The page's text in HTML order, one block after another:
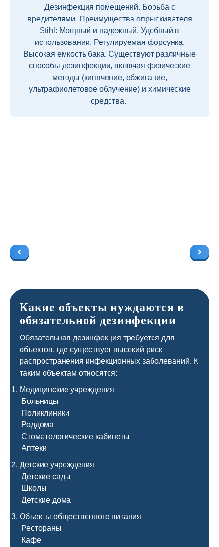
Дезинфекция помещений. Борьба с
вредителями. Преимущества опрыскивателя
Stihl: Мощный и надежный. Удобный в
использовании. Регулируемая форсунка.
Высокая емкость бака. Существуют различные
способы дезинфекции, включая физические
методы (кипячение, обжигание,
ультрафиолетовое облучение) и химические
средства.
Какие объекты нуждаются в
обязательной дезинфекции
Обязательная дезинфекция требуется для
объектов, где существует высокий риск
распространения инфекционных заболеваний. К
таким объектам относятся:
Медицинские учреждения
Больницы
Поликлиники
Роддома
Стоматологические кабинеты
Аптеки
Детские учреждения
Детские сады
Школы
Детские дома
Объекты общественного питания
Рестораны
Кафе